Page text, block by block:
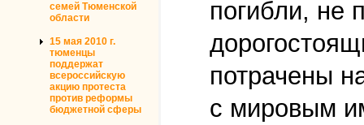
семей Тюменской
области
15 мая 2010 г.
тюменцы
поддержат
всероссийскую
акцию протеста
против реформы
бюджетной сферы
погибли, не
потрачены
с мировым